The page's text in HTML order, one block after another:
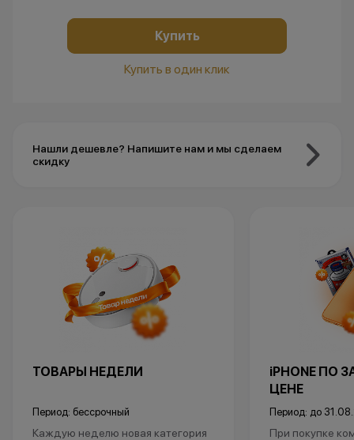
Купить
Купить в один клик
Нашли дешевле? Напишите нам и мы сделаем
скидку
ТОВАРЫ НЕДЕЛИ
Период: бессрочный
Каждую неделю новая категория
iPHONE ПО
ЦЕНЕ
Период: до
При покупке